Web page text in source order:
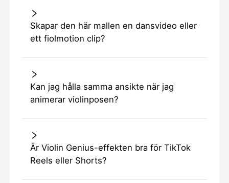
Skapar den här mallen en dansvideo eller
ett fiolmotion clip?
Kan jag hålla samma ansikte när jag
animerar violinposen?
Är Violin Genius-effekten bra för TikTok
Reels eller Shorts?